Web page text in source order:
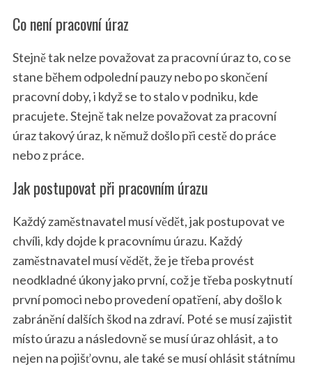
Co není pracovní úraz
Stejně tak nelze považovat za pracovní úraz to, co se
stane během odpolední pauzy nebo po skončení
pracovní doby, i když se to stalo v podniku, kde
pracujete. Stejně tak nelze považovat za pracovní
úraz takový úraz, k němuž došlo při cestě do práce
nebo z práce.
Jak postupovat při pracovním úrazu
Každý zaměstnavatel musí vědět, jak postupovat ve
chvíli, kdy dojde k pracovnímu úrazu. Každý
zaměstnavatel musí vědět, že je třeba provést
neodkladné úkony jako první, což je třeba poskytnutí
první pomoci nebo provedení opatření, aby došlo k
zabránění dalších škod na zdraví. Poté se musí zajistit
místo úrazu a následovně se musí úraz ohlásit, a to
nejen na pojišťovnu, ale také se musí ohlásit státnímu